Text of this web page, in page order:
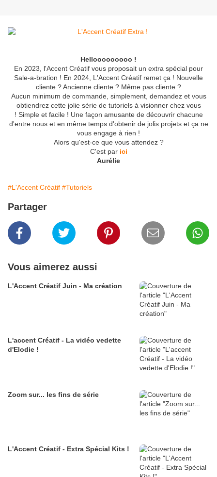
Hellooooooooo !
En 2023, l'Accent Créatif vous proposait un extra spécial pour
Sale-a-bration ! En 2024, L'Accent Créatif remet ça ! Nouvelle
cliente ? Ancienne cliente ? Même pas cliente ?
Aucun minimum de commande, simplement, demandez et vous
obtiendrez cette jolie série de tutoriels à visionner chez vous
! Simple et facile ! Une façon amusante de découvrir chacune
d'entre nous et en même temps d'obtenir de jolis projets et ça ne
vous engage à rien !
Alors qu'est-ce que vous attendez ?
C'est parici
Aurélie
#L'Accent Créatif #Tutoriels
Partager
Vous aimerez aussi
L'Accent Créatif Juin - Ma création
L'accent Créatif - La vidéo vedette
d'Elodie !
Zoom sur... les fins de série
L'Accent Créatif - Extra Spécial Kits !